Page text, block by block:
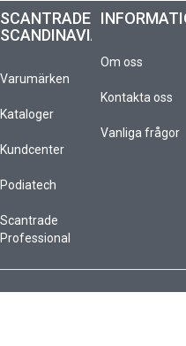
SCANTRADE
SCANDINAVIA
Varumärken
Kataloger
Kundcenter
Podiatech
Scantrade
Professional
Om oss
Kontakta oss
Vanliga frågor